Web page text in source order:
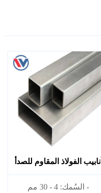
أنابيب الفولاذ المقاوم للصدأ
TP304
- السُمك: 4 - 30 مم